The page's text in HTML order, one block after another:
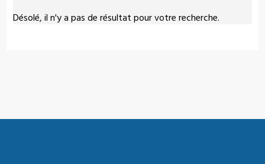
Désolé, il n'y a pas de résultat pour votre recherche.